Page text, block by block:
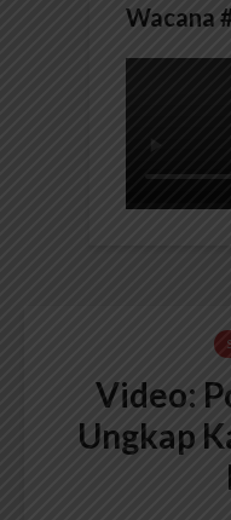
Wacana
Video:
Ungkap